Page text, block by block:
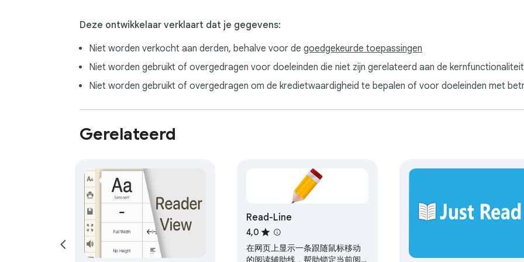
advertenties, zijbalken en afleidingen verdwijnen. Dompel jezelf onder in de pure essentie van de inhoud
📚 Vereenvoudigde lay-out: Onthul de essentie
Laat de inhoud schitteren met de vereenvoudigde lay-out van Readline. Overbodige elementen vervagen,
👁️ Verbeterde leesbaarheid: Een feest voor je ogen
✨ Consistente opmaak: Jouw leesheiligdom
🖼️ Verwijdering van afbeeldingen en advertenties: Focus ontgrendeld
Ervaar ononderbroken leesgeluk terwijl Readline afbeeldingen en advertenties wegneemt. Je aandacht
zonder visueel lawaai. Dompel jezelf onder in een wereld van woorden zonder onderbrekingen.
🎨 Aanpasbare instellingen: Jouw lezen, jouw regels
Personaliseer je leesuniversum met de aanpasbare instellingen van Readline. Van lettertypekeuzes tot
leesomgeving aan naar jouw voorkeuren. Creëer een ambiance die perfect aansluit bij jouw leesstijl.
Deze ontwikkelaar verklaart dat je gegevens:
Niet worden verkocht aan derden, behalve voor de goedgekeurde toepassingen
Niet worden gebruikt of overgedragen voor doeleinden die niet zijn gerelateerd aan de
Niet worden gebruikt of overgedragen om de kredietwaardigheid te bepalen of voor doeleinden met
Gerelateerd
Read-Line
4,0
在网页上显示一条跟随鼠标移动
的阅读辅助线，帮助锁定当前阅